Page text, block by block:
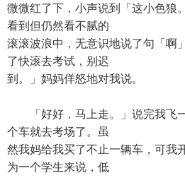
微微红了下，小声说到「这小色狼
看到但仍然看不腻的
滚滚波浪中，无意识地说了句「啊
了快滚去考试，别迟
到。」妈妈佯怒地对我说。
「好好，马上走。」说完我飞
个车就去考场了。虽
然我妈给我买了不止一辆车，可我
为一个学生来说，低